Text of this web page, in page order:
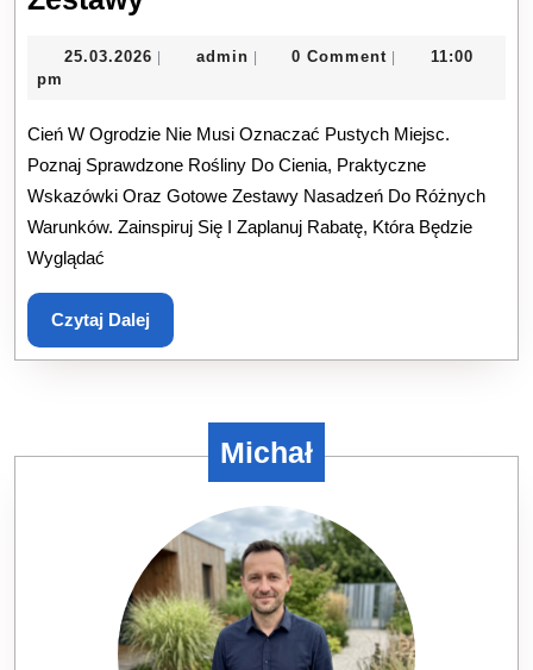
Do
Sprawdzone
Gatunki
I
Gotowe
25.03.2026 25.03.2026
| adminadmin
| 0 Comment |
11:00
pm
Cień W Ogrodzie Nie Musi Oznaczać Pustych Miejsc.
Poznaj Sprawdzone Rośliny Do Cienia, Praktyczne
Wskazówki Oraz Gotowe Zestawy Nasadzeń Do Różnych
Warunków. Zainspiruj Się I Zaplanuj Rabatę, Która Będzie
Wyglądać
Czytaj DalejCzytaj
Dalej
Michał